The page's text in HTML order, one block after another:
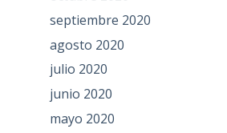
septiembre 2020
agosto 2020
julio 2020
junio 2020
mayo 2020